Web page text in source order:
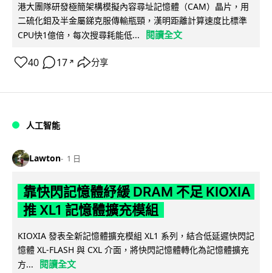
港大團隊研發極簡架構模擬內容尋址記憶體（CAM）晶片，用
二硫化鉬及半金屬銻克服傳輸瓶頸，漢明距離計算速度比標準
CPU快1億倍，每次搜尋耗能低...
閱讀全文
40 17 ↗ 分享
人工智能
Lawton 1 日
靠快閃記憶體紓緩 DRAM 不足 KIOXIA
推 XL1 記憶體擴充模組
KIOXIA 發表全新記憶體擴充模組 XL1 系列，結合低延遲快閃記
憶體 XL-FLASH 與 CXL 介面，將快閃記憶體轉化為記憶體擴充
方...
閱讀全文